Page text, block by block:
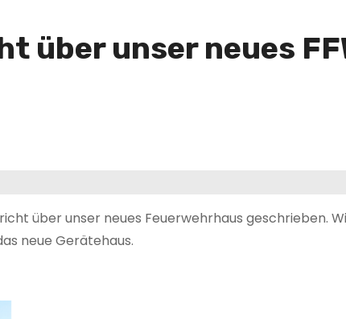
über unser neues
über unser neues Feuerwehrhaus geschrieben.
neue Gerätehaus.